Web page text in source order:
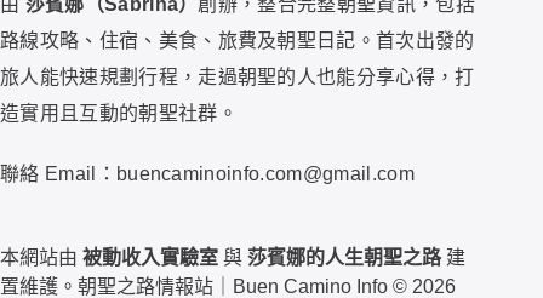
由 莎賓娜（Sabrina）創辦，整合完整朝聖資訊，包括
路線攻略、住宿、美食、旅費及朝聖日記。首次出發的
旅人能快速規劃行程，走過朝聖的人也能分享心得，打
造實用且互動的朝聖社群。
聯絡 Email：buencaminoinfo.com@gmail.com
本網站由 被動收入實驗室 與 莎賓娜的人生朝聖之路 建
置維護。朝聖之路情報站｜Buen Camino Info © 2026